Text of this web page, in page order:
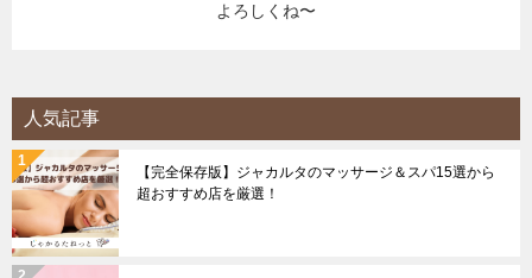
よろしくね〜
人気記事
【完全保存版】ジャカルタのマッサージ＆スパ15選から
超おすすめ店を厳選！